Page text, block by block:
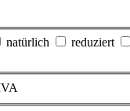
natürlich reduziert